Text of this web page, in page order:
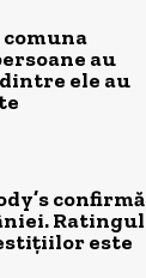
au
ele au
confirmă
Ratingul
este